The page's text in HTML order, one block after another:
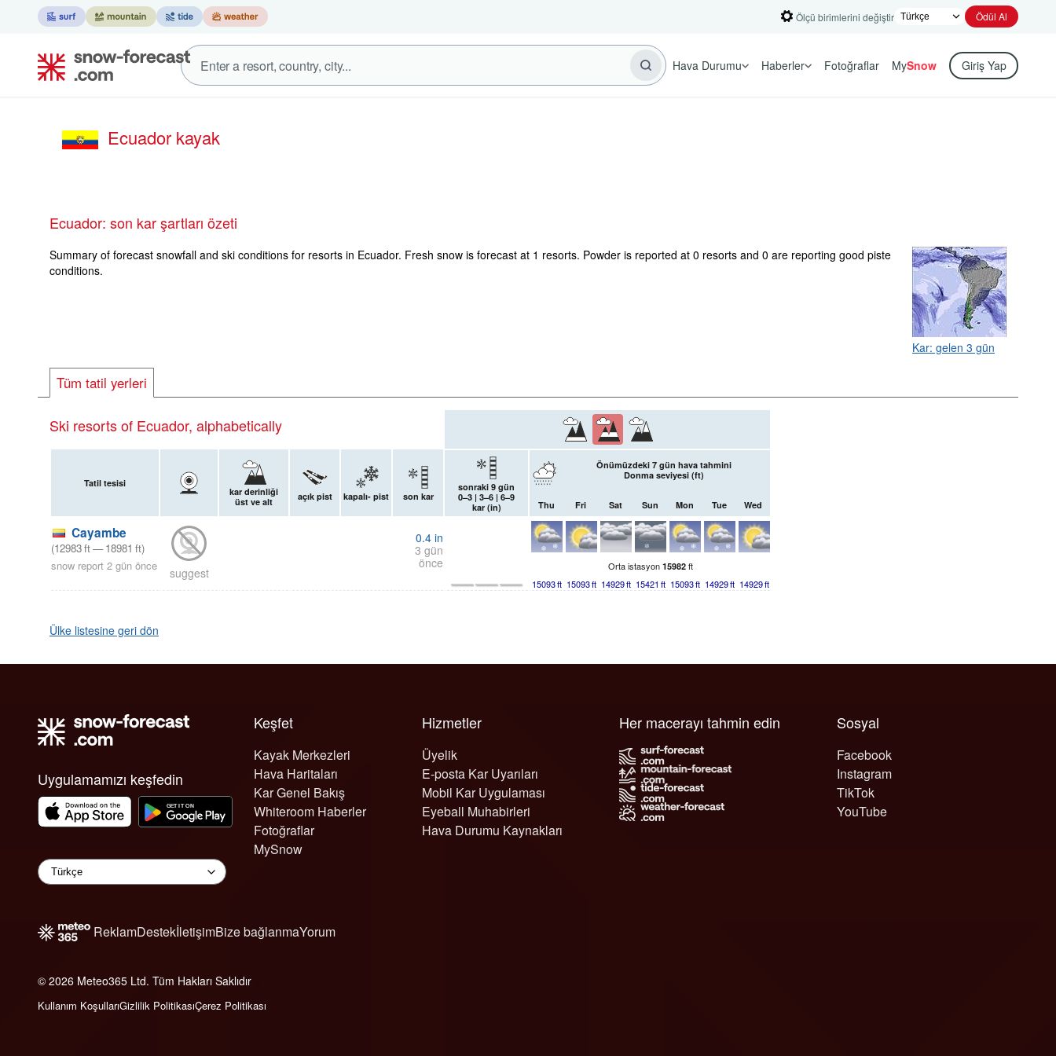
Ölçü birimlerini değiştir Ödül Al
Hava Durumu Haberler Fotoğraflar MySnow Giriş Yap
Ecuador kayak
Ecuador: son kar şartları özeti
Kar: gelen 3 gün
Summary of forecast snowfall and ski conditions for resorts in Ecuador. Fresh snow is forecast at 1 resorts. Powder is reported at 0 resorts and 0 are reporting good piste
conditions.
Tüm tatil yerleri
Ski resorts of Ecuador, alphabetically
Tatil tesisi
kar derinliği
üst ve alt
açık pist kapalı- pist son kar
sonraki 9 gün
0–3 | 3–6 | 6–9
kar (in)
Önümüzdeki 7 gün hava tahmini
Donma seviyesi (ft)
Thu Fri Sat Sun Mon Tue Wed
Cayambe
(12983ft—18981 ft)
snow report 2 gün önce
suggest
0.4 in
3 gün
önce
Orta istasyon 15982 ft
15093ft 15093ft 14929ft 15421 ft 15093ft 14929ft 14929ft
Ülke listesine geri dön
Uygulamamızı keşfedin
Keşfet
Kayak Merkezleri
Hava Haritaları
Kar Genel Bakış
Whiteroom Haberler
Fotoğraflar
MySnow
Hizmetler
Üyelik
E-posta Kar Uyarıları
Mobil Kar Uygulaması
Eyeball Muhabirleri
Hava Durumu Kaynakları
Sosyal
Facebook
Instagram
TikTok
YouTube
Her macerayı tahmin edin
ReklamDestekİletişimBize bağlanmaYorum
© 2026 Meteo365 Ltd. Tüm Hakları Saklıdır
Kullanım KoşullarıGizlilik PolitikasıÇerez Politikası